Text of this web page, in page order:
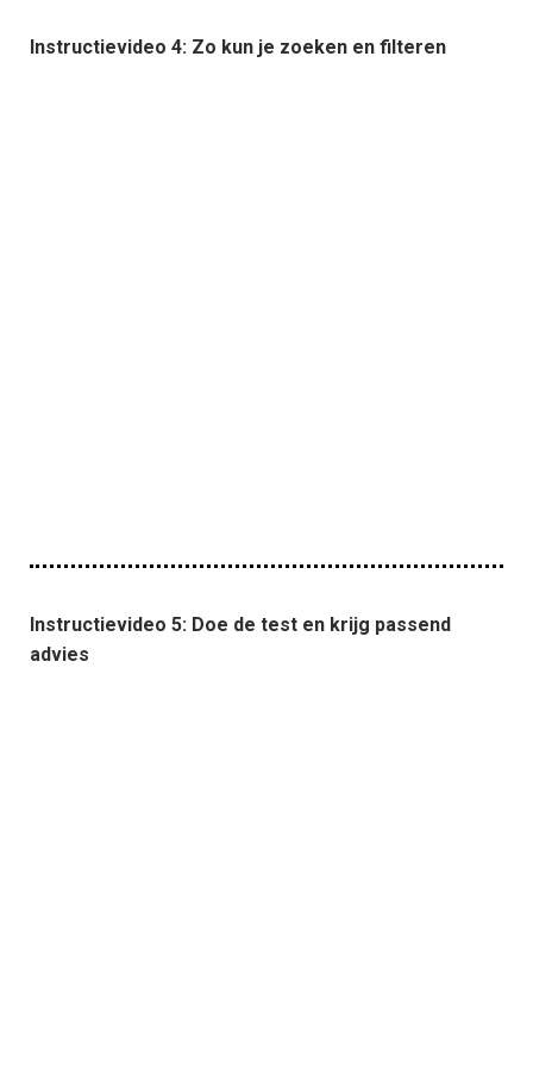
Instructievideo 4: Zo kun je zoeken en filteren
Instructievideo 5: Doe de test en krijg passend
advies